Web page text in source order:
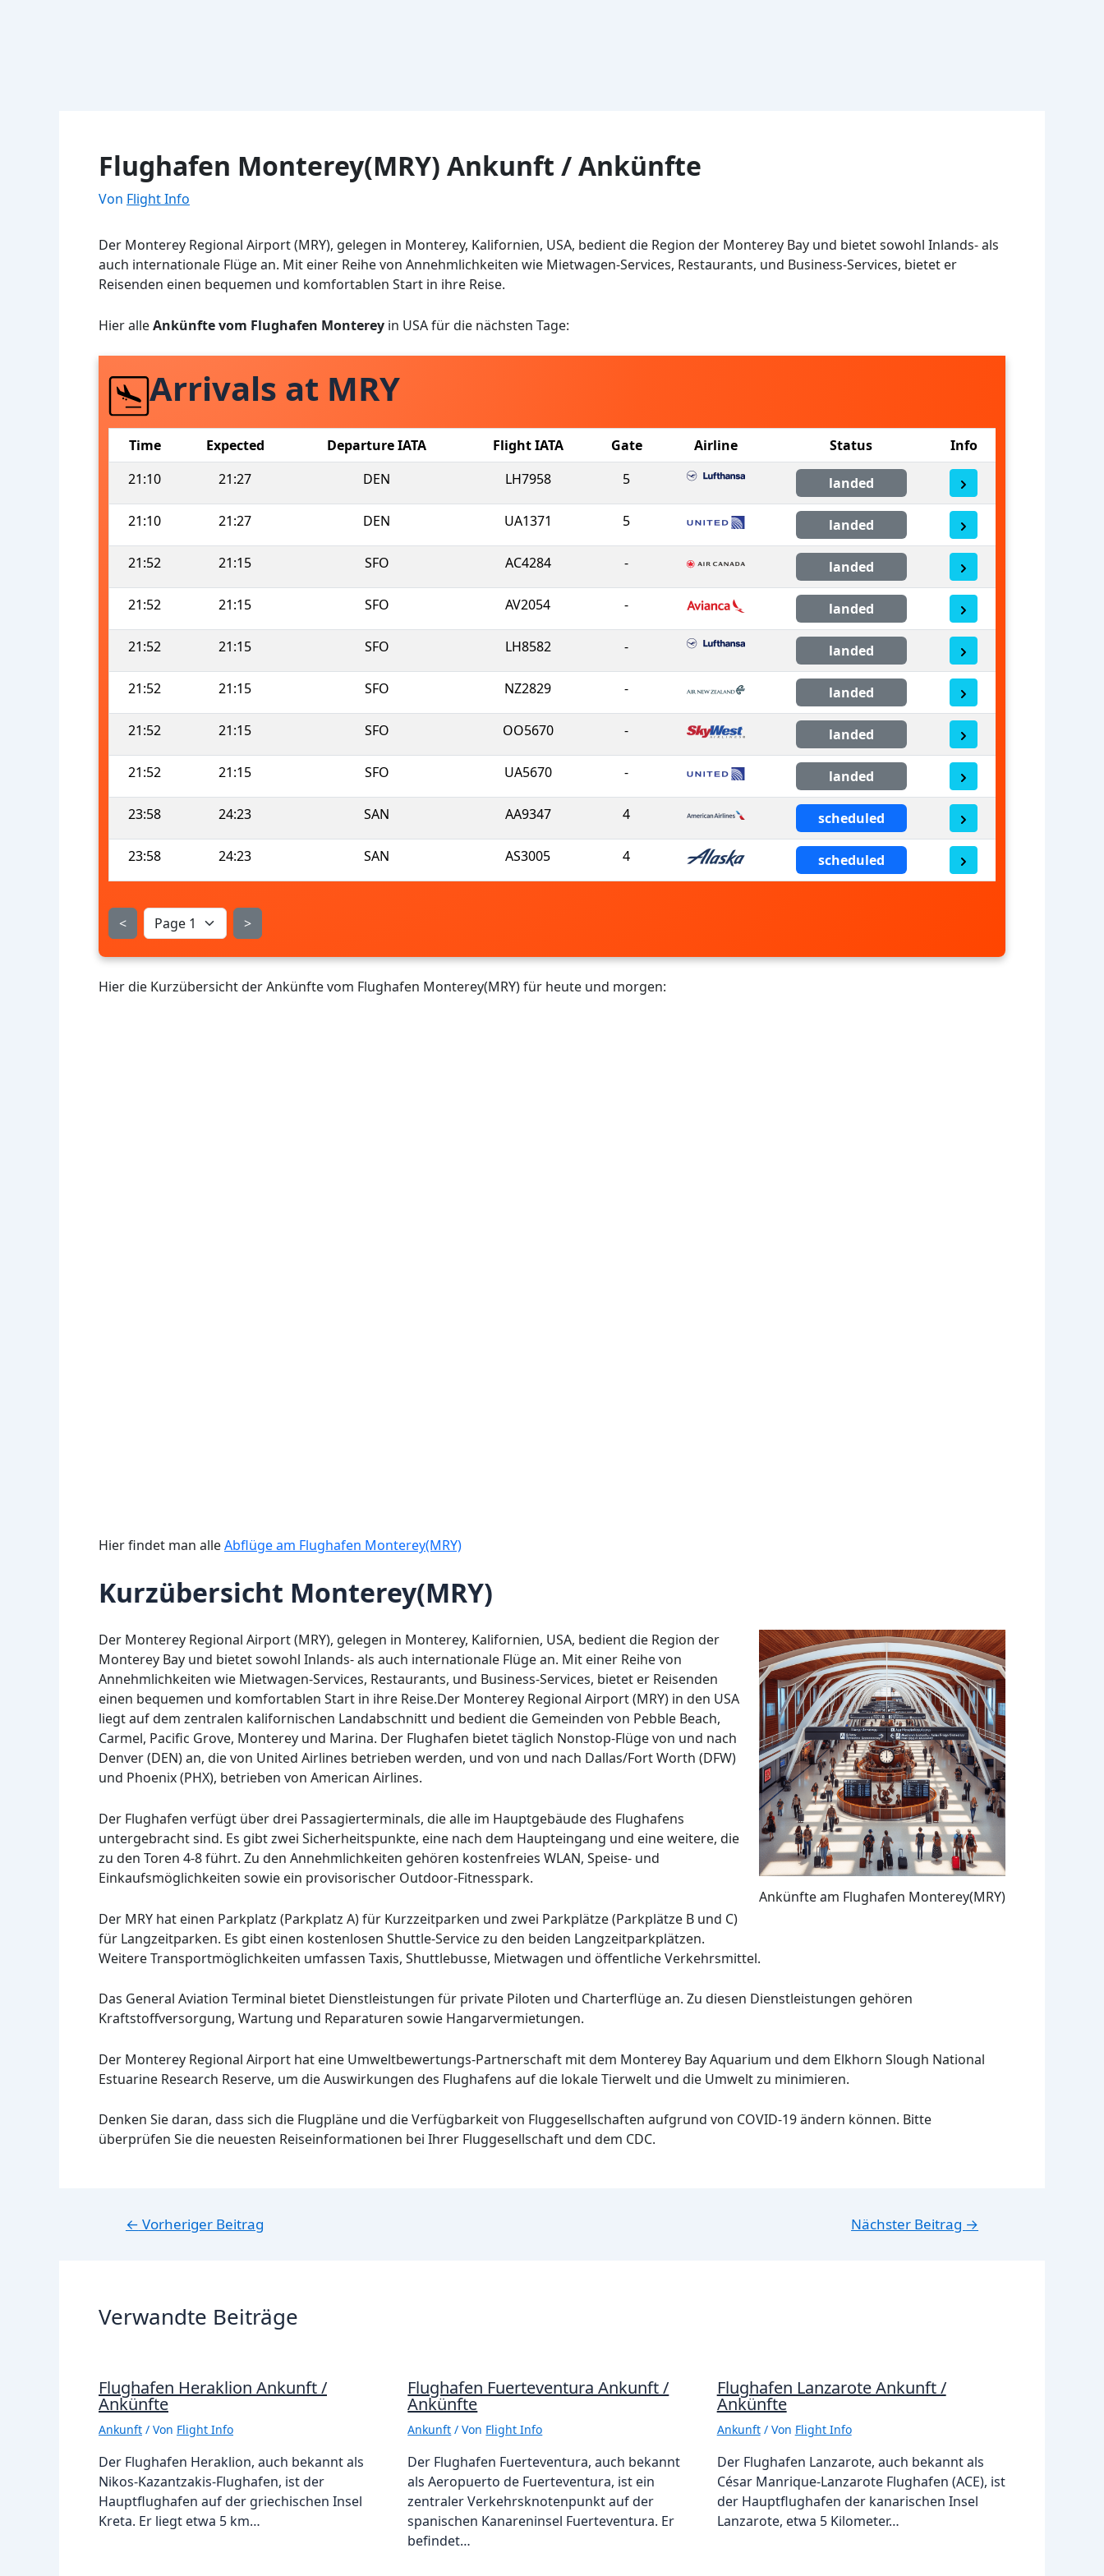
Flughafen Monterey(MRY) Ankunft / Ankünfte
Von Flight Info
Der Monterey Regional Airport (MRY), gelegen in Monterey, Kalifornien, USA, bedient die Region der Monterey Bay und bietet sowohl Inlands- als
auch internationale Flüge an. Mit einer Reihe von Annehmlichkeiten wie Mietwagen-Services, Restaurants, und Business-Services, bietet er
Reisenden einen bequemen und komfortablen Start in ihre Reise.
Hier alleAnkünfte vom Flughafen Monterey in USA für die nächsten Tage:
Arrivals at MRY
Time Expected Departure IATA Flight IATA Gate Airline Status
Info
21:10
21:27 DEN LH7958 5 landed
21:10 21:27 DEN UA1371 5 landed
21:52 21:15 SFO AC4284 - landed
21:52 21:15 SFO AV2054 - landed
21:52 21:15 SFO LH8582 - landed
21:52 21:15 SFO NZ2829 - landed
21:52 21:15 SFO OO5670 - landed
21:52 21:15 SFO UA5670 - landed
23:58 24:23 SAN AA9347 4 scheduled
23:58 24:23 SAN AS3005 4 scheduled
< >
Hier die Kurzübersicht der Ankünfte vom Flughafen Monterey(MRY) für heute und morgen:
Hier findet man alleAbflüge am Flughafen Monterey(MRY)
Kurzübersicht Monterey(MRY)
Ankünfte am Flughafen Monterey(MRY)
Der Monterey Regional Airport (MRY), gelegen in Monterey, Kalifornien, USA, bedient die Region der
Monterey Bay und bietet sowohl Inlands- als auch internationale Flüge an. Mit einer Reihe von
Annehmlichkeiten wie Mietwagen-Services, Restaurants, und Business-Services, bietet er Reisenden
einen bequemen und komfortablen Start in ihre Reise.Der Monterey Regional Airport (MRY) in den USA
liegt auf dem zentralen kalifornischen Landabschnitt und bedient die Gemeinden von Pebble Beach,
Carmel, Pacific Grove, Monterey und Marina. Der Flughafen bietet täglich Nonstop-Flüge von und nach
Denver (DEN) an, die von United Airlines betrieben werden, und von und nach Dallas/Fort Worth (DFW)
und Phoenix (PHX), betrieben von American Airlines.
Der Flughafen verfügt über drei Passagierterminals, die alle im Hauptgebäude des Flughafens
untergebracht sind. Es gibt zwei Sicherheitspunkte, eine nach dem Haupteingang und eine weitere, die
zu den Toren 4-8 führt. Zu den Annehmlichkeiten gehören kostenfreies WLAN, Speise- und
Einkaufsmöglichkeiten sowie ein provisorischer Outdoor-Fitnesspark.
Der MRY hat einen Parkplatz (Parkplatz A) für Kurzzeitparken und zwei Parkplätze (Parkplätze B und C)
für Langzeitparken. Es gibt einen kostenlosen Shuttle-Service zu den beiden Langzeitparkplätzen.
Weitere Transportmöglichkeiten umfassen Taxis, Shuttlebusse, Mietwagen und öffentliche Verkehrsmittel.
Das General Aviation Terminal bietet Dienstleistungen für private Piloten und Charterflüge an. Zu diesen Dienstleistungen gehören
Kraftstoffversorgung, Wartung und Reparaturen sowie Hangarvermietungen.
Der Monterey Regional Airport hat eine Umweltbewertungs-Partnerschaft mit dem Monterey Bay Aquarium und dem Elkhorn Slough National
Estuarine Research Reserve, um die Auswirkungen des Flughafens auf die lokale Tierwelt und die Umwelt zu minimieren.
Denken Sie daran, dass sich die Flugpläne und die Verfügbarkeit von Fluggesellschaften aufgrund von COVID-19 ändern können. Bitte
überprüfen Sie die neuesten Reiseinformationen bei Ihrer Fluggesellschaft und dem CDC.
Beitragsnavigation
← Vorheriger Beitrag Nächster Beitrag →
Verwandte Beiträge
Flughafen Heraklion Ankunft /
Ankünfte
Ankunft / Von Flight Info
Der Flughafen Heraklion, auch bekannt als
Nikos-Kazantzakis-Flughafen, ist der
Hauptflughafen auf der griechischen Insel
Kreta. Er liegt etwa 5 km…
Flughafen Fuerteventura Ankunft /
Ankünfte
Ankunft / Von Flight Info
Der Flughafen Fuerteventura, auch bekannt
als Aeropuerto de Fuerteventura, ist ein
zentraler Verkehrsknotenpunkt auf der
spanischen Kanareninsel Fuerteventura. Er
befindet…
Flughafen Lanzarote Ankunft /
Ankünfte
Ankunft/ Von Flight Info
Der Flughafen Lanzarote, auch bekannt als
César Manrique-Lanzarote Flughafen (ACE), ist
der Hauptflughafen der kanarischen Insel
Lanzarote, etwa 5 Kilometer…